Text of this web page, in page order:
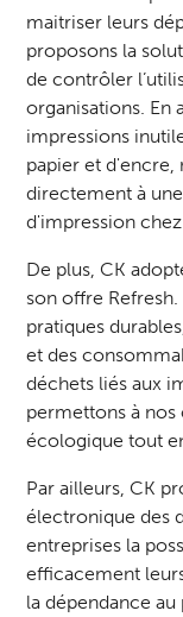
maitriser leurs
proposons la
de contrôler
organisations. En
impressions
papier et d'encre,
directement à
d'impression
De plus, CK
sonoffre Refresh
pratiques
et des
déchets liés aux
permettons à
écologique tout
Par ailleurs, CK
électronique des
entreprises la
efficacement
la dépendance